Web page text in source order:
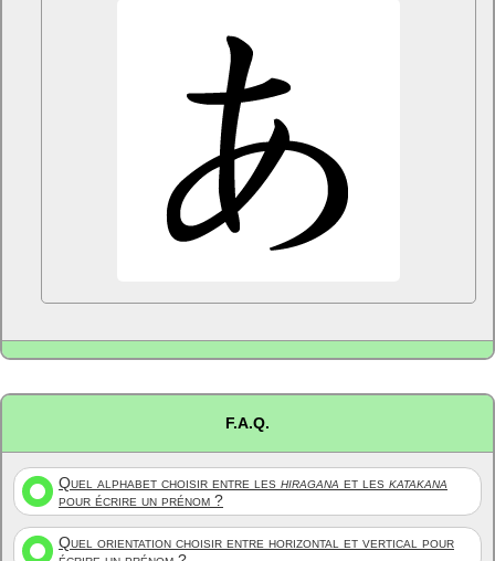
F.A.Q.
Quel alphabet choisir entre les hiragana et les katakana
pour écrire un prénom ?
Quel orientation choisir entre horizontal et vertical pour